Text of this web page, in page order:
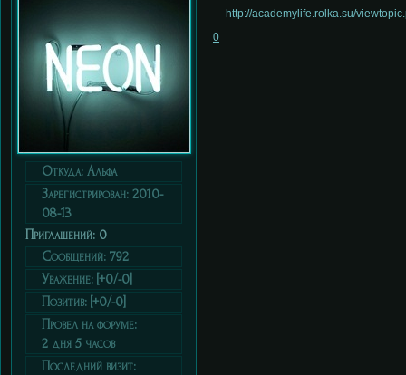
Откуда: Альфа
Зарегистрирован: 2010-
08-13
Приглашений: 0
Сообщений: 792
Уважение: [+0/-0]
Позитив: [+0/-0]
Провел на форуме:
2 дня 5 часов
Последний визит:
http://academylife.rolka.su/
0